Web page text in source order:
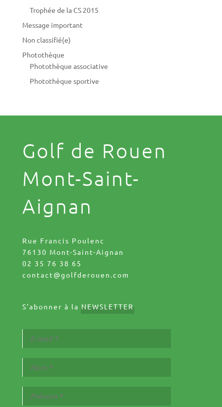
Trophée de la CS 2015
Message important
Non classifié(e)
Photothèque
Photothèque associative
Photothèque sportive
Golf de Rouen
Mont-Saint-
Aignan
Rue Francis Poulenc
76130 Mont-Saint-Aignan
02 35 76 38 65
contact@golfderouen.com
S'abonner à la NEWSLETTER